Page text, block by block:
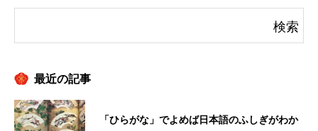
最近の記事
「ひらがな」でよめば日本語のふしぎがわか